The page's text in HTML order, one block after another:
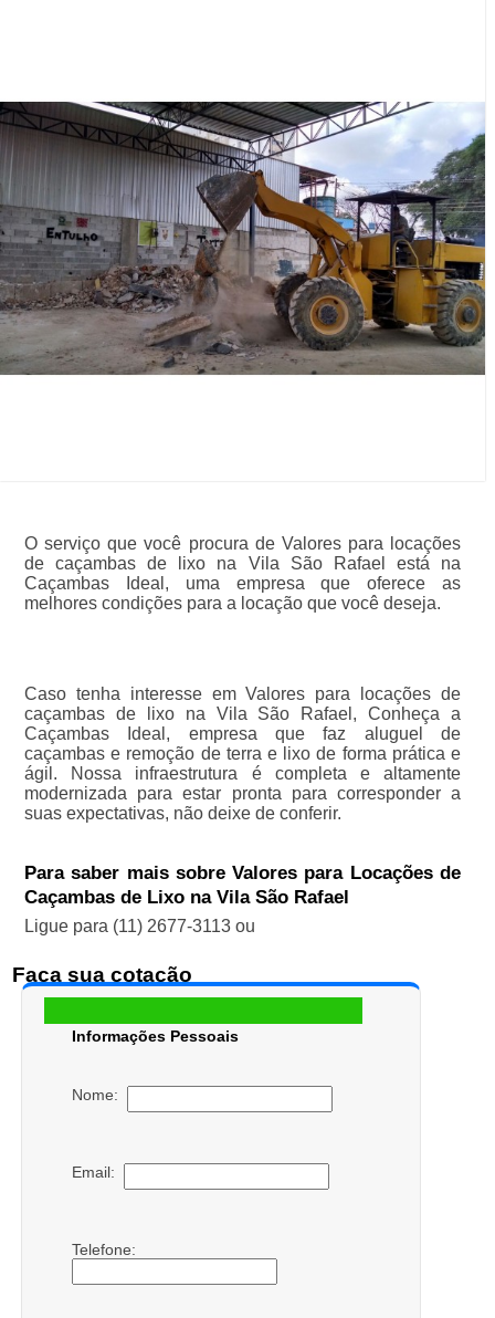
O serviço que você procura de Valores para locações
de caçambas de lixo na Vila São Rafael está na
Caçambas Ideal, uma empresa que oferece as
melhores condições para a locação que você deseja.
Caso tenha interesse em Valores para locações de
caçambas de lixo na Vila São Rafael, Conheça a
Caçambas Ideal, empresa que faz aluguel de
caçambas e remoção de terra e lixo de forma prática e
ágil. Nossa infraestrutura é completa e altamente
modernizada para estar pronta para corresponder a
suas expectativas, não deixe de conferir.
Para saber mais sobre Valores para Locações de
Caçambas de Lixo na Vila São Rafael
Ligue para (11) 2677-3113ou
Faça sua cotação
Informações Pessoais
Nome:
Email:
Telefone: